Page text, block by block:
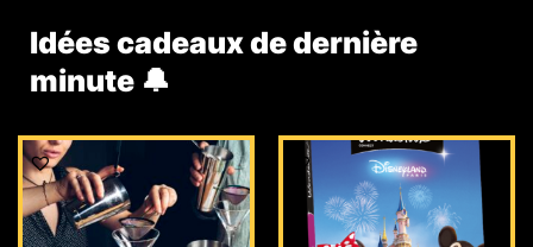
Idées cadeaux de dernière
minute 🔔